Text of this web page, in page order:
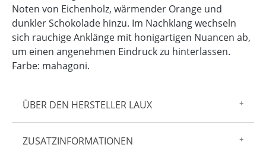
ÜBER DEN HERSTELLER LAUX
Gewürzmischungen, Saucen und Senf sowie
ZUSATZINFORMATIONEN
Noten von Eichenholz, wärmender Orange und
dunkler Schokolade hinzu. Im Nachklang wechseln
sich rauchige Anklänge mit honigartigen Nuancen ab,
um einen angenehmen Eindruck zu hinterlassen.
Farbe: mahagoni.